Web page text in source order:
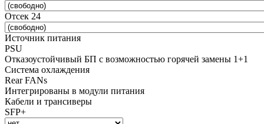
Отсек 24
Источник питания
PSU
Отказоустойчивый БП с возможностью горячей замены 1+1
Система охлаждения
Rear FANs
Интегрированы в модули питания
Кабели и трансиверы
SFP+